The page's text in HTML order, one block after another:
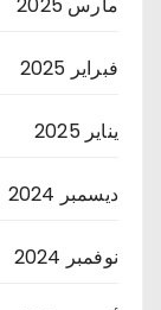
فبراير 2025
يناير 2025
ديسمبر 2024
نوفمبر 2024